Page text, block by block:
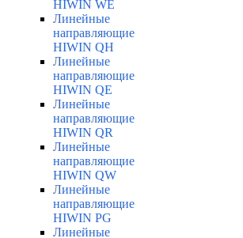
HIWIN WE
Линейные
направляющие
HIWIN QH
Линейные
направляющие
HIWIN QE
Линейные
направляющие
HIWIN QR
Линейные
направляющие
HIWIN QW
Линейные
направляющие
HIWIN PG
Линейные